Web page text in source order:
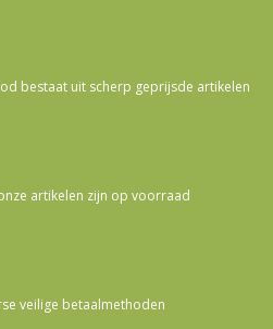
bestaat uit scherp geprijsde artikelen
artikelen zijn op voorraad
veilige betaalmethoden